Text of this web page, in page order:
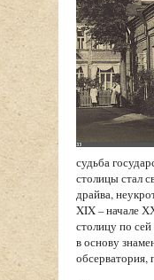
судьба
столицы стал
драйва,
XIX – начале
столицу по
в основу
обсерватория,